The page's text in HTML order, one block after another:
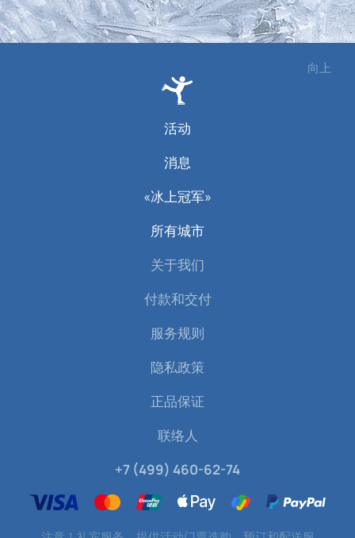
向上
活动
消息
«冰上冠军»
所有城市
关于我们
付款和交付
服务规则
隐私政策
正品保证
联络人
+7 (499) 460-62-74